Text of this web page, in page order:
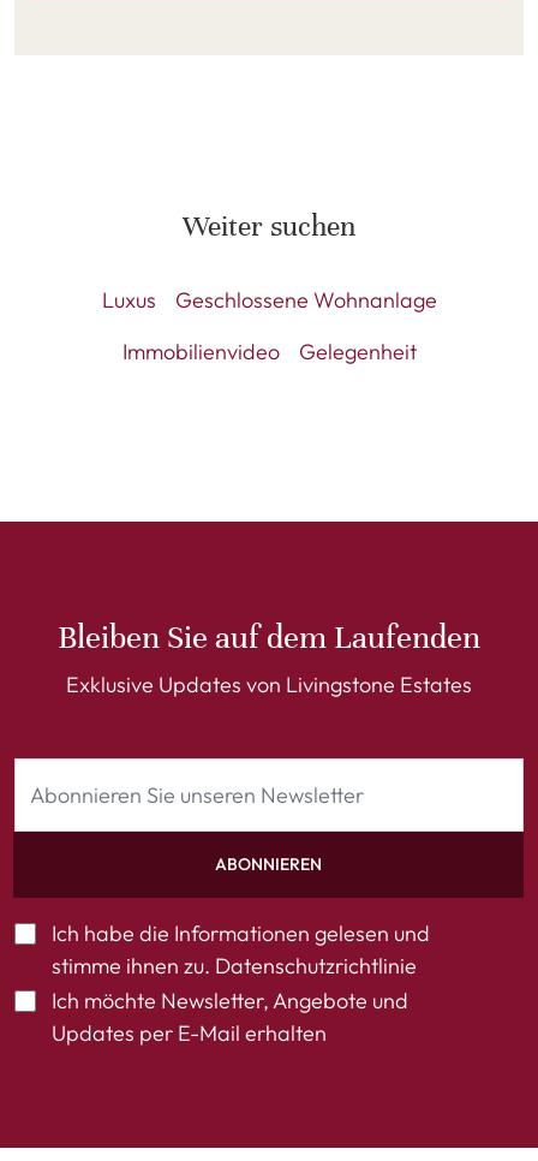
Weiter suchen
Luxus
Geschlossene Wohnanlage
Immobilienvideo
Gelegenheit
Bleiben Sie auf dem Laufenden
Exklusive Updates von Livingstone Estates
ABONNIEREN
Ich habe die Informationen gelesen und
stimme ihnen zu. Datenschutzrichtlinie
Ich möchte Newsletter, Angebote und
Updates per E-Mail erhalten